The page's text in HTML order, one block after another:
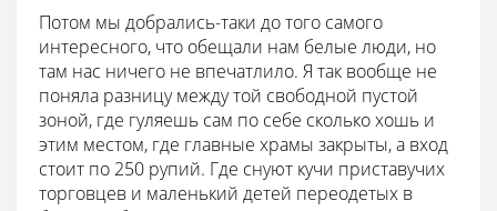
Потом мы добрались-таки до того самого
интересного, что обещали нам белые люди, но
там нас ничего не впечатлило. Я так вообще не
поняла разницу между той свободной пустой
зоной, где гуляешь сам по себе сколько хошь и
этим местом, где главные храмы закрыты, а вход
стоит по 250 рупий. Где снуют кучи приставучих
торговцев и маленький детей переодетых в